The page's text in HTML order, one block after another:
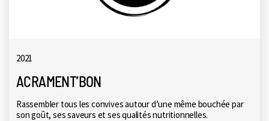
2021
ACRAMENT’BON
Rassembler tous les convives autour d’une même bouchée par
son goût, ses saveurs et ses qualités nutritionnelles.